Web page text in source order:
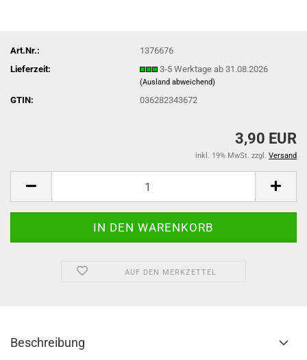
Art.Nr.:
1376676
Lieferzeit:
3-5 Werktage ab 31.08.2026
(Ausland abweichend)
GTIN: 036282343672
3,90 EUR
inkl. 19% MwSt. zzgl. Versand
AUF DEN MERKZETTEL
Beschreibung